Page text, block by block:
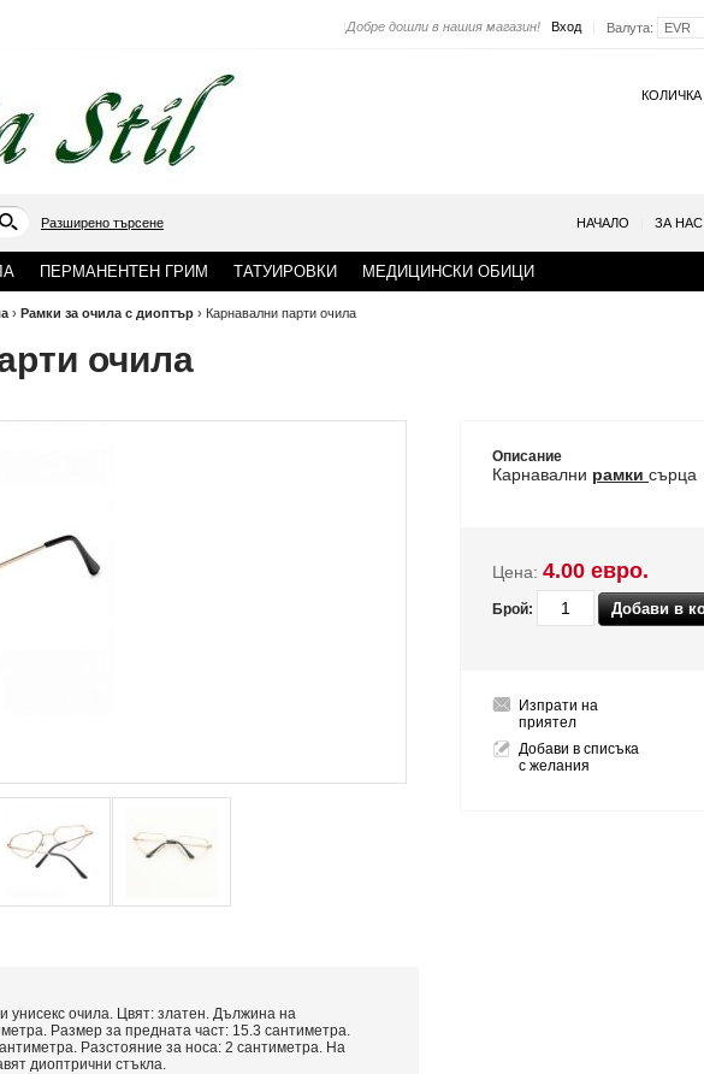
Валута: EVR
Вход
Добре дошли в нашия магазин!
КОЛИЧКА
Разширено търсене НАЧАЛО ЗА НАС
ПЕРМАНЕНТЕН ГРИМ ТАТУИРОВКИ МЕДИЦИНСКИ ОБИЦИ
› Рамки за очила с диоптър › Карнавални парти очила
очила
Описание
Карнавални рамки сърца
Цена: 4.00 евро.
Брой:
Изпрати на
приятел
Добави в списъка
с желания
унисекс очила. Цвят: златен. Дължина на
Размер за предната част: 15.3 сантиметра.
Разстояние за носа: 2 сантиметра. На
диоптрични стъкла.